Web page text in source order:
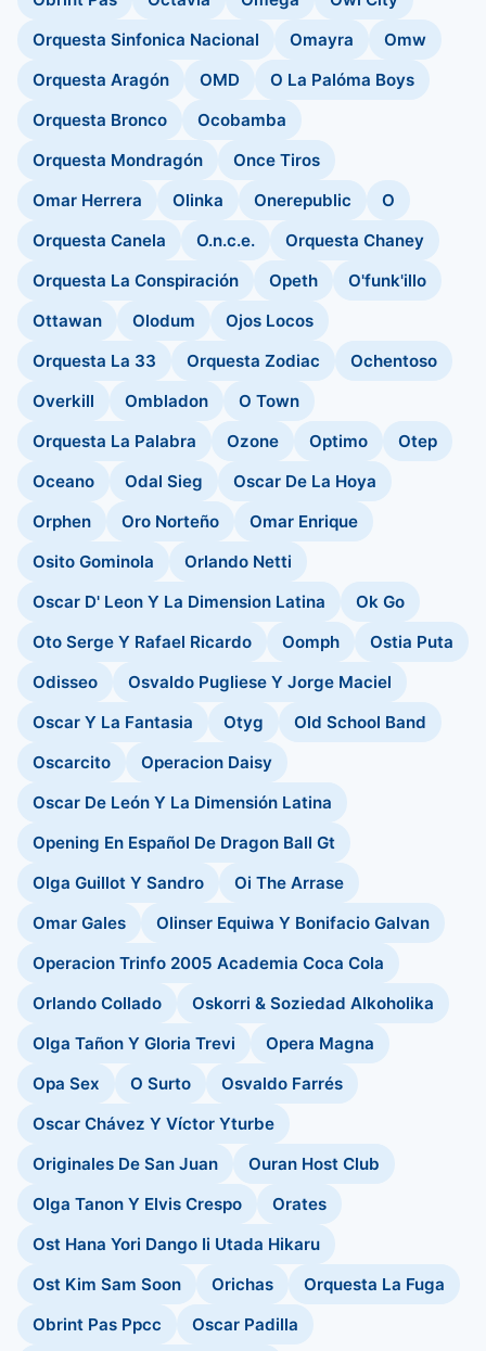
Orquesta Sinfonica Nacional
Omayra
Omw
Orquesta Aragón
OMD
O La Palóma Boys
Orquesta Bronco
Ocobamba
Orquesta Mondragón
Once Tiros
Omar Herrera
Olinka Onerepublic
O
Orquesta Canela
O.n.c.e.
Orquesta Chaney
Orquesta La Conspiración
Opeth
O'funk'illo
Ottawan
Olodum
Ojos Locos
Orquesta La 33
Orquesta Zodiac
Ochentoso
Overkill
Ombladon
O Town
Orquesta La Palabra
Ozone Optimo
Otep
Oceano
Odal Sieg
Oscar De La Hoya
Orphen
Oro Norteño
Omar Enrique
Osito Gominola
Orlando Netti
Oscar D' Leon Y La Dimension Latina
Ok Go
Oto Serge Y Rafael Ricardo
Oomph
Ostia Puta
Odisseo
Osvaldo Pugliese Y Jorge Maciel
Oscar Y La Fantasia
Otyg
Old School Band
Oscarcito
Operacion Daisy
Oscar De León Y La Dimensión Latina
Opening En Español De Dragon Ball Gt
Olga Guillot Y Sandro
Oi The Arrase
Omar Gales
Olinser Equiwa Y Bonifacio Galvan
Operacion Trinfo 2005 Academia Coca Cola
Orlando Collado
Oskorri & Soziedad Alkoholika
Olga Tañon Y Gloria Trevi
Opera Magna
Opa Sex
O Surto
Osvaldo Farrés
Oscar Chávez Y Víctor Yturbe
Originales De San Juan
Ouran Host Club
Olga Tanon Y Elvis Crespo
Orates
Ost Hana Yori Dango Ii Utada Hikaru
Ost Kim Sam Soon
Orichas
Orquesta La Fuga
Obrint Pas Ppcc
Oscar Padilla